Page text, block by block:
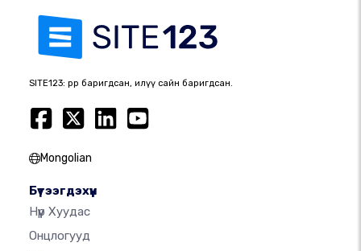
SITE123: өөрөөр баригдсан, илүү сайн баригдсан.
Mongolian
Бүтээгдэхүүн
Нүүр Хуудас
Онцлогууд